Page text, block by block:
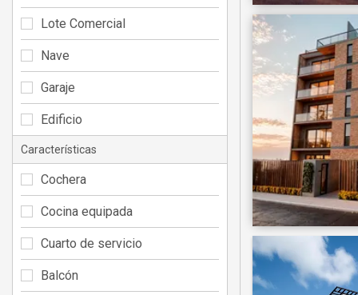
Lote Comercial
Nave
Garaje
Edificio
Características
Cochera
Cocina equipada
Cuarto de servicio
Balcón